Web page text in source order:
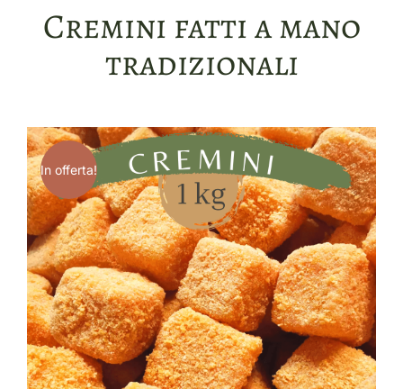
Cremini fatti a mano
tradizionali
In offerta!